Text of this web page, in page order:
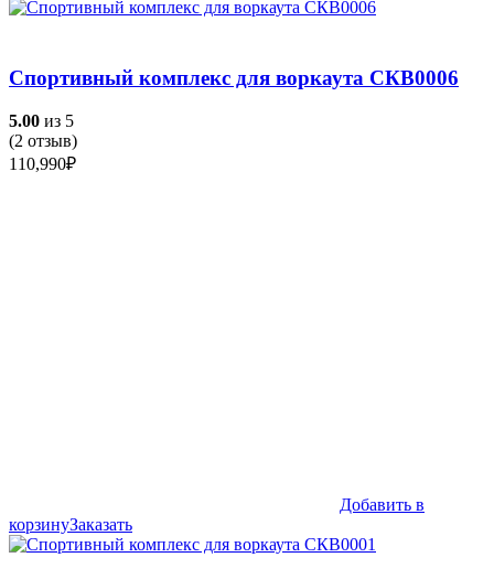
Спортивный комплекс для воркаута СКВ0006
5.00 из 5
(2 отзыв)
110,990₽
Добавить в
корзинуЗаказать